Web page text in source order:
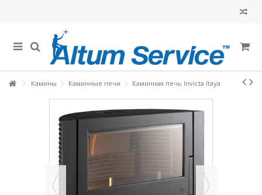
Камины Каминные печи Каминная печь Invicta Itaya